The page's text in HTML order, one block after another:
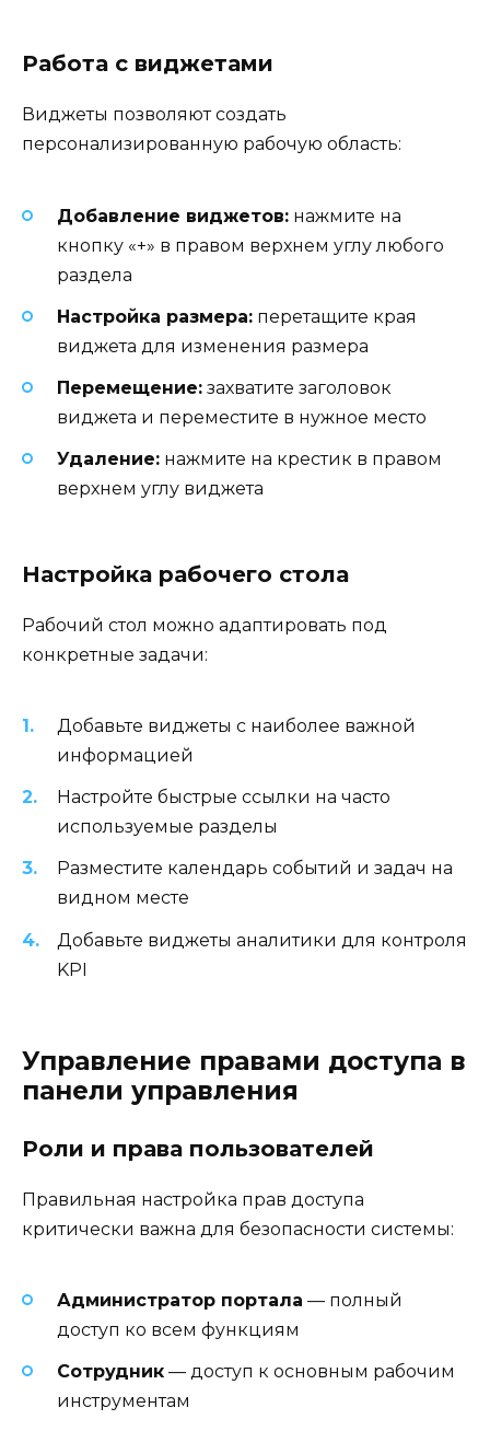
Работа с виджетами
Виджеты позволяют создать
персонализированную рабочую область:
Добавление виджетов: нажмите на
кнопку «+» в правом верхнем углу любого
раздела
Настройка размера: перетащите края
виджета для изменения размера
Перемещение: захватите заголовок
виджета и переместите в нужное место
Удаление: нажмите на крестик в правом
верхнем углу виджета
Настройка рабочего стола
Рабочий стол можно адаптировать под
конкретные задачи:
Добавьте виджеты с наиболее важной
информацией
Настройте быстрые ссылки на часто
используемые разделы
Разместите календарь событий и задач на
видном месте
Добавьте виджеты аналитики для контроля
KPI
Управление правами доступа в
панели управления
Роли и права пользователей
Правильная настройка прав доступа
критически важна для безопасности системы:
Администратор портала — полный
доступ ко всем функциям
Сотрудник — доступ к основным рабочим
инструментам